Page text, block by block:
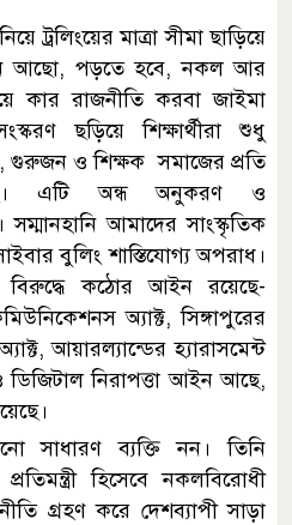
ট্রলিংয়ের মাত্রা সীমা ছাড়িয়ে
আছো, পড়তে হবে, নকল আর
কার রাজনীতি করবা জাইমা
ছড়িয়ে শিক্ষার্থীরা শুধু
গুরুজন ও শিক্ষক সমাজের প্রতি
এটি অন্ধ অনুকরণ ও
সম্মানহানি আমাদের সাংস্কৃতিক
বুলিং শাস্তিযোগ্য অপরাধ।
বিরুদ্ধে কঠোর আইন রয়েছে-
অ্যাক্ট, সিঙ্গাপুরের
আয়ারল্যান্ডের হ্যারাসমেন্ট
ডিজিটাল নিরাপত্তা আইন আছে,
সাধারণ ব্যক্তি নন। তিনি
হিসেবে নকলবিরোধী
গ্রহণ করে দেশব্যাপী সাড়া